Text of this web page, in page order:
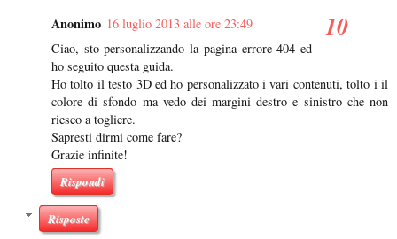
Anonimo 16 luglio 2013 alle ore 23:49
Ciao, sto personalizzando la pagina errore 404 ed
ho seguito questa guida.
Ho tolto il testo 3D ed ho personalizzato i vari contenuti, tolto i il
colore di sfondo ma vedo dei margini destro e sinistro che non
riesco a togliere.
Sapresti dirmi come fare?
Grazie infinite!
Rispondi
Risposte